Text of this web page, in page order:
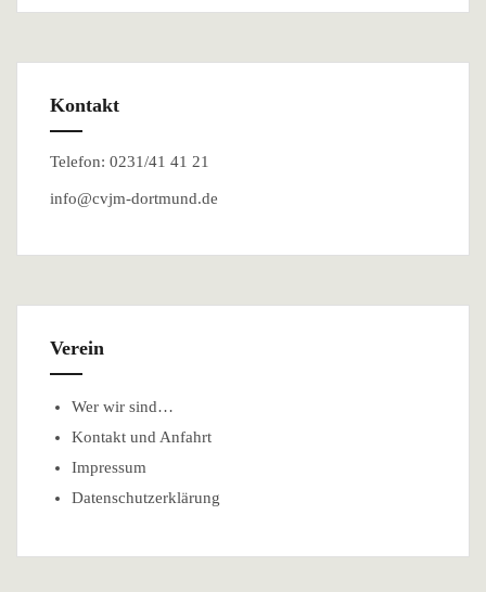
Kontakt
Telefon: 0231/41 41 21
info@cvjm-dortmund.de
Verein
Wer wir sind…
Kontakt und Anfahrt
Impressum
Datenschutzerklärung